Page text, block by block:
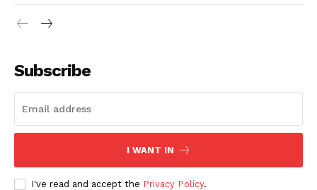
Subscribe
I WANT IN
I've read and accept the Privacy Policy.